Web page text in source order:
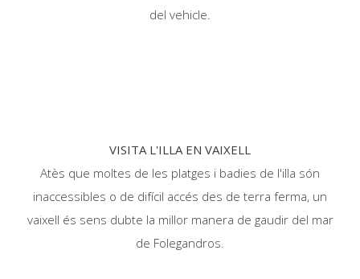
del vehicle.
VISITA L'ILLA EN VAIXELL
Atès que moltes de les platges i badies de l'illa són
inaccessibles o de difícil accés des de terra ferma, un
vaixell és sens dubte la millor manera de gaudir del mar
de Folegandros.